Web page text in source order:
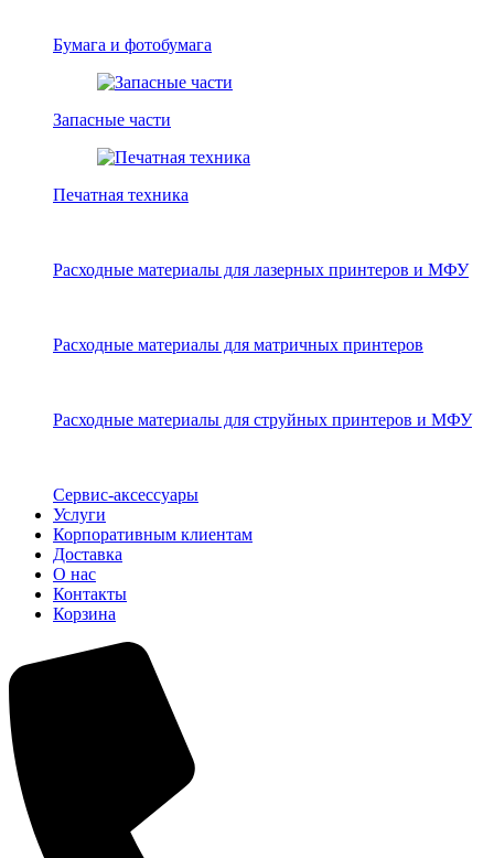
Бумага и фотобумага
Запасные части
Печатная техника
Расходные материалы для лазерных принтеров и МФУ
Расходные материалы для матричных принтеров
Расходные материалы для струйных принтеров и МФУ
Сервис-аксессуары
Услуги
Корпоративным клиентам
Доставка
О нас
Контакты
Корзина